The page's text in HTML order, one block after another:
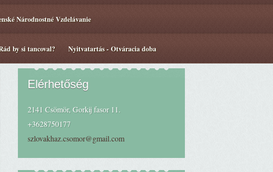
Národnostné Vzdelávanie
by si tancoval? Nyitvatartás - Otváracia doba
Elérhetőség
2141 Csömör, Gorkij fasor 11.
+3628750177
szlovakhaz.csomor@gmail.com